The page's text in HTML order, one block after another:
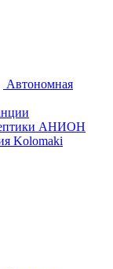
Автономная
АНИОН
Kolomaki